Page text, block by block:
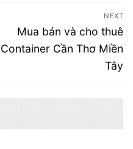
NEXT
Next
post:
Mua bán và cho thuê
Container Cần Thơ Miền
Tây